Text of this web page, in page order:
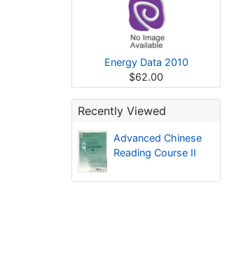
Energy Data 2010
$62.00
Recently Viewed
Advanced Chinese
Reading Course II